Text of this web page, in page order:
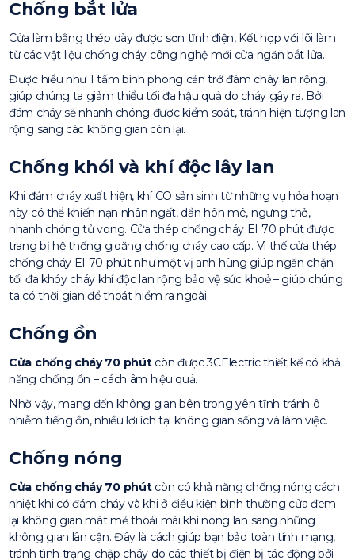
Chống bắt lửa
Cửa làm bằng thép dày được sơn tĩnh điện, Kết hợp với lõi làm
từ các vật liệu chống cháy công nghệ mới cửa ngăn bắt lửa.
Được hiểu như 1 tấm bình phong cản trở đám cháy lan rộng,
giúp chúng ta giảm thiểu tối đa hậu quả do cháy gây ra. Bởi
đám cháy sẽ nhanh chóng được kiểm soát, tránh hiện tượng lan
rộng sang các không gian còn lại.
Chống khói và khí độc lây lan
Khi đám cháy xuất hiện, khí CO sản sinh từ những vụ hỏa hoạn
này có thể khiến nạn nhân ngất, dần hôn mê, ngưng thở,
nhanh chóng tử vong. Cửa thép chống cháy EI 70 phút được
trang bị hệ thống gioăng chống cháy cao cấp. Vì thế cửa thép
chống cháy EI 70 phút như một vị anh hùng giúp ngăn chặn
tối đa khóy cháy khí độc lan rộng bảo vệ sức khoẻ – giúp chúng
ta có thời gian để thoát hiểm ra ngoài.
Chống ồn
Cửa chống cháy 70 phútcòn được 3CElectric thiết kế có khả
năng chống ồn – cách âm hiệu quả.
Nhờ vậy, mang đến không gian bên trong yên tĩnh tránh ô
nhiễm tiếng ồn, nhiều lợi ích tại không gian sống và làm việc.
Chống nóng
Cửa chống cháy 70 phútcòn có khả năng chống nóng cách
nhiệt khi có đám cháy và khi ở điều kiện bình thường cửa đem
lại không gian mát mẻ thoải mái khí nóng lan sang những
không gian lân cận. Đây là cách giúp bạn bảo toàn tính mạng,
tránh tình trạng chập cháy do các thiết bị điện bị tác động bởi